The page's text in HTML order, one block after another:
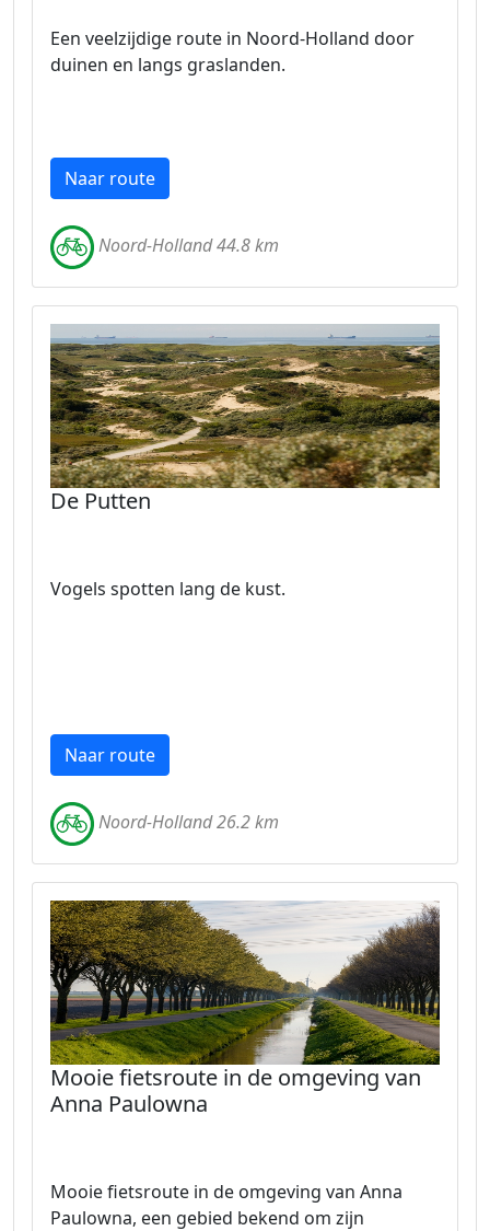
Een veelzijdige route in Noord-Holland door
duinen en langs graslanden.
Naar route
Noord-Holland 44.8 km
De Putten
Vogels spotten lang de kust.
Naar route
Noord-Holland 26.2 km
Mooie fietsroute in de omgeving van
Anna Paulowna
Mooie fietsroute in de omgeving van Anna
Paulowna, een gebied bekend om zijn